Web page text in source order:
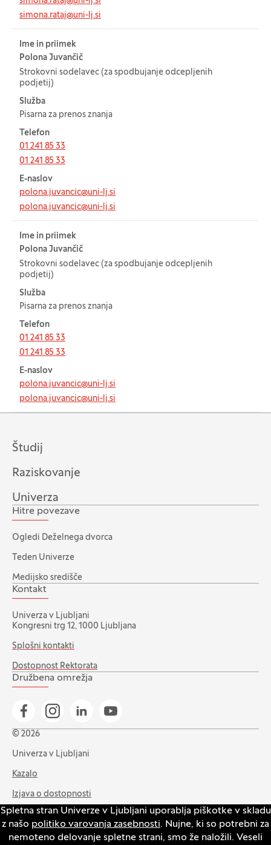
Spletna stran Univerze v Ljubljani uporablja piškotke v skladu
z našo politiko varovanja zasebnosti. Nujne, ki so potrebni za
nemoteno delovanje spletne strani, smo že naložili. Veseli
simona.rataj@uni-lj.si
Ime in priimek
Polona Juvančič
Strokovni sodelavec (za spodbujanje odcepljenih
podjetij)
Služba
Pisarna za prenos znanja
Telefon
01 241 85 33
01 241 85 33
E-naslov
polona.juvancic@uni-lj.si
polona.juvancic@uni-lj.si
Ime in priimek
Polona Juvančič
Strokovni sodelavec (za spodbujanje odcepljenih
podjetij)
Služba
Pisarna za prenos znanja
Telefon
01 241 85 33
01 241 85 33
E-naslov
polona.juvancic@uni-lj.si
polona.juvancic@uni-lj.si
Študij
Raziskovanje
Univerza
Hitre povezave
Ogledi Deželnega dvorca
Teden Univerze
Medijsko središče
Kontakt
Univerza v Ljubljani
Kongresni trg 12, 1000 Ljubljana
Splošni kontakti
Dostopnost Rektorata
Družbena omrežja
Pojdi na našo Facebook stran
Pojdi na našo Instagram stran
Pojdi na Linkedin stran
Pojdi na YouTube stran
© 2026
Univerza v Ljubljani
Kazalo
Izjava o dostopnosti
Varstvo zasebnosti in piškotkov
Intranet